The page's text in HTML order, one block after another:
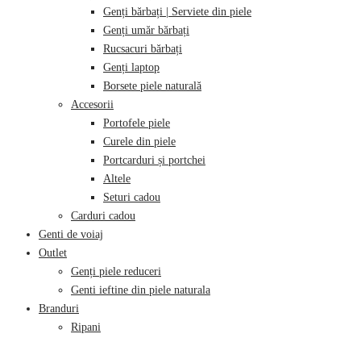
Genți bărbați | Serviete din piele
Genți umăr bărbați
Rucsacuri bărbați
Genți laptop
Borsete piele naturală
Accesorii
Portofele piele
Curele din piele
Portcarduri și portchei
Altele
Seturi cadou
Carduri cadou
Genti de voiaj
Outlet
Genți piele reduceri
Genti ieftine din piele naturala
Branduri
Ripani